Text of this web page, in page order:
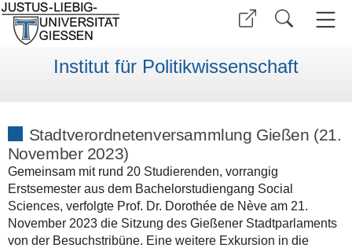
Institut für Politikwissenschaft
Stadtverordnetenversammlung Gießen (21.
November 2023)
Gemeinsam mit rund 20 Studierenden, vorrangig
Erstsemester aus dem Bachelorstudiengang Social
Sciences, verfolgte Prof. Dr. Dorothée de Nève am 21.
November 2023 die Sitzung des Gießener Stadtparlaments
von der Besuchstribüne. Eine weitere Exkursion in die